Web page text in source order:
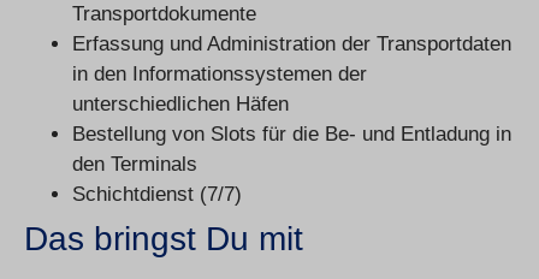
Transportdokumente
Erfassung und Administration der Transportdaten
in den Informationssystemen der
unterschiedlichen Häfen
Bestellung von Slots für die Be- und Entladung in
den Terminals
Schichtdienst (7/7)
Das bringst Du mit